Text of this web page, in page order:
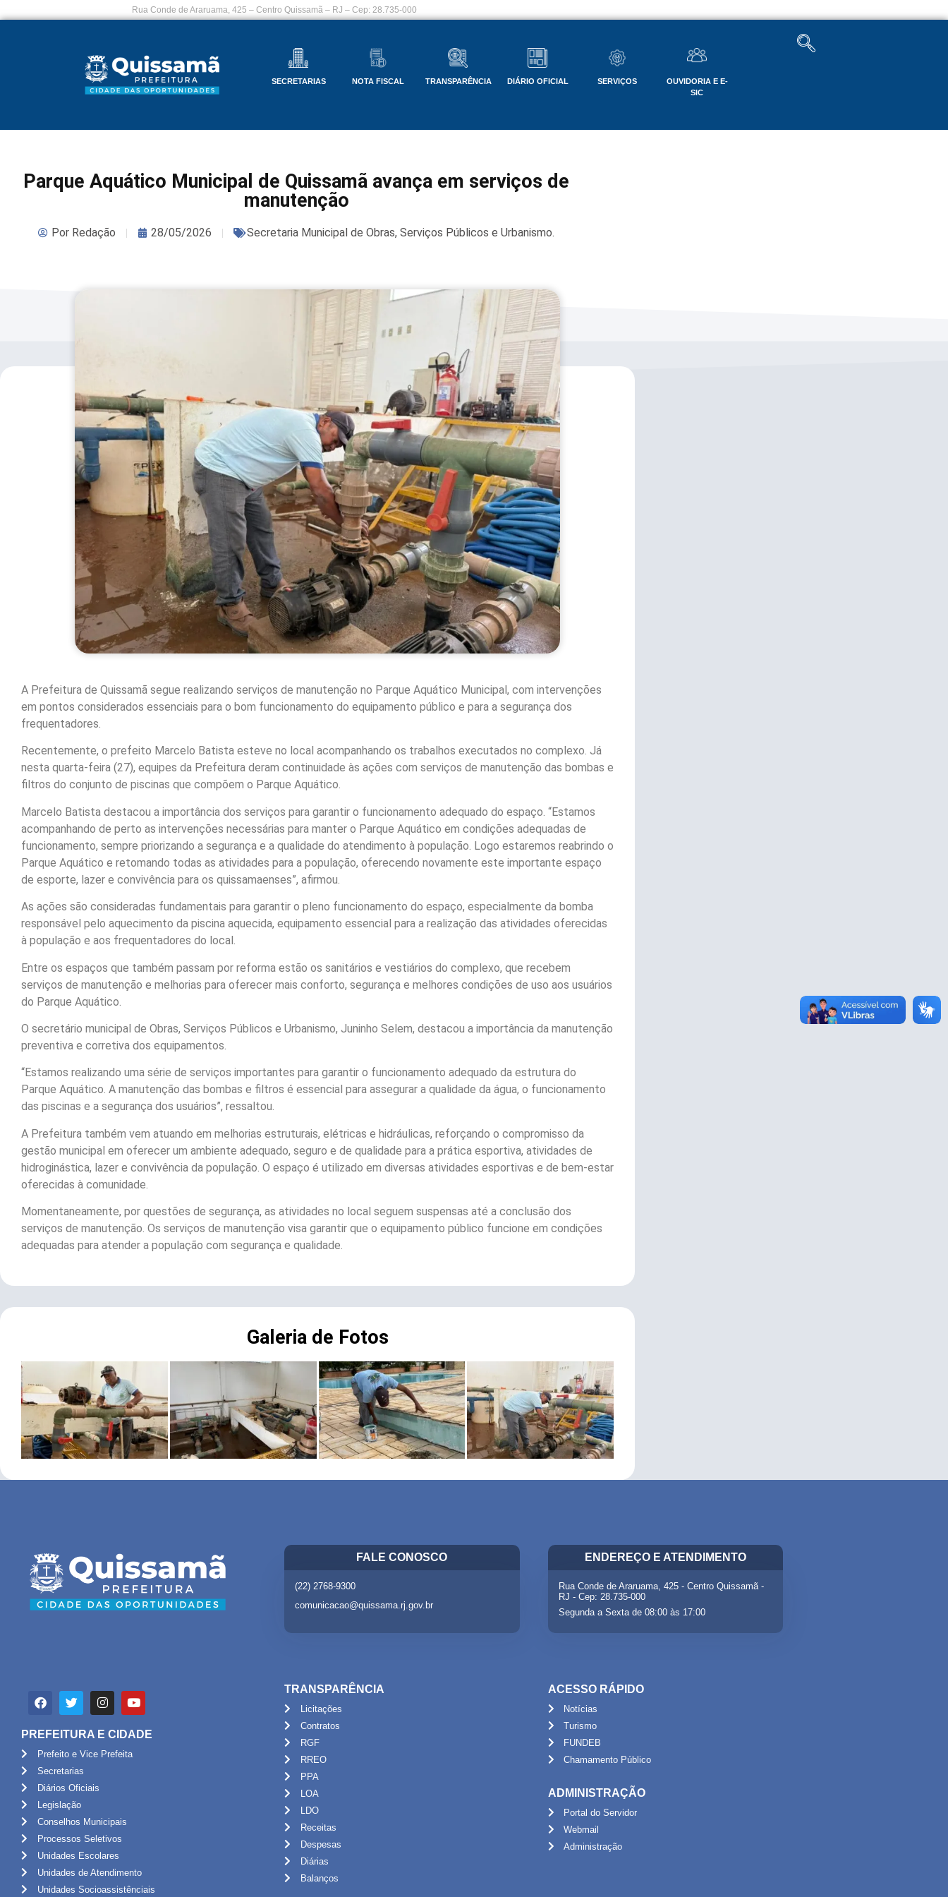
Rua Conde de Araruama, 425 – Centro Quissamã – RJ – Cep: 28.735-000
SECRETARIAS NOTA FISCAL TRANSPARÊNCIA DIÁRIO OFICIAL SERVIÇOS
OUVIDORIA E E-
SIC
Parque Aquático Municipal de Quissamã avança em serviços de
manutenção
Por Redação 28/05/2026 Secretaria Municipal de Obras, Serviços Públicos e Urbanismo.
A Prefeitura de Quissamã segue realizando serviços de manutenção no Parque Aquático Municipal, com intervenções
em pontos considerados essenciais para o bom funcionamento do equipamento público e para a segurança dos
frequentadores.
Recentemente, o prefeito Marcelo Batista esteve no local acompanhando os trabalhos executados no complexo. Já
nesta quarta-feira (27), equipes da Prefeitura deram continuidade às ações com serviços de manutenção das bombas e
filtros do conjunto de piscinas que compõem o Parque Aquático.
Marcelo Batista destacou a importância dos serviços para garantir o funcionamento adequado do espaço. “Estamos
acompanhando de perto as intervenções necessárias para manter o Parque Aquático em condições adequadas de
funcionamento, sempre priorizando a segurança e a qualidade do atendimento à população. Logo estaremos reabrindo o
Parque Aquático e retomando todas as atividades para a população, oferecendo novamente este importante espaço
de esporte, lazer e convivência para os quissamaenses”, afirmou.
As ações são consideradas fundamentais para garantir o pleno funcionamento do espaço, especialmente da bomba
responsável pelo aquecimento da piscina aquecida, equipamento essencial para a realização das atividades oferecidas
à população e aos frequentadores do local.
Entre os espaços que também passam por reforma estão os sanitários e vestiários do complexo, que recebem
serviços de manutenção e melhorias para oferecer mais conforto, segurança e melhores condições de uso aos usuários
do Parque Aquático.
O secretário municipal de Obras, Serviços Públicos e Urbanismo, Juninho Selem, destacou a importância da manutenção
preventiva e corretiva dos equipamentos.
“Estamos realizando uma série de serviços importantes para garantir o funcionamento adequado da estrutura do
Parque Aquático. A manutenção das bombas e filtros é essencial para assegurar a qualidade da água, o funcionamento
das piscinas e a segurança dos usuários”, ressaltou.
A Prefeitura também vem atuando em melhorias estruturais, elétricas e hidráulicas, reforçando o compromisso da
gestão municipal em oferecer um ambiente adequado, seguro e de qualidade para a prática esportiva, atividades de
hidroginástica, lazer e convivência da população. O espaço é utilizado em diversas atividades esportivas e de bem-estar
oferecidas à comunidade.
Momentaneamente, por questões de segurança, as atividades no local seguem suspensas até a conclusão dos
serviços de manutenção. Os serviços de manutenção visa garantir que o equipamento público funcione em condições
adequadas para atender a população com segurança e qualidade.
Galeria de Fotos
FALE CONOSCO
(22) 2768-9300
comunicacao@quissama.rj.gov.br
ENDEREÇO E ATENDIMENTO
Rua Conde de Araruama, 425 - Centro Quissamã -
RJ - Cep: 28.735-000
Segunda a Sexta de 08:00 às 17:00
PREFEITURA E CIDADE
Prefeito e Vice Prefeita
Secretarias
Diários Oficiais
Legislação
Conselhos Municipais
Processos Seletivos
Unidades Escolares
Unidades de Atendimento
Unidades Socioassistênciais
TRANSPARÊNCIA
Licitações
Contratos
RGF
RREO
PPA
LOA
LDO
Receitas
Despesas
Diárias
Balanços
ACESSO RÁPIDO
Notícias
Turismo
FUNDEB
Chamamento Público
ADMINISTRAÇÃO
Portal do Servidor
Webmail
Administração